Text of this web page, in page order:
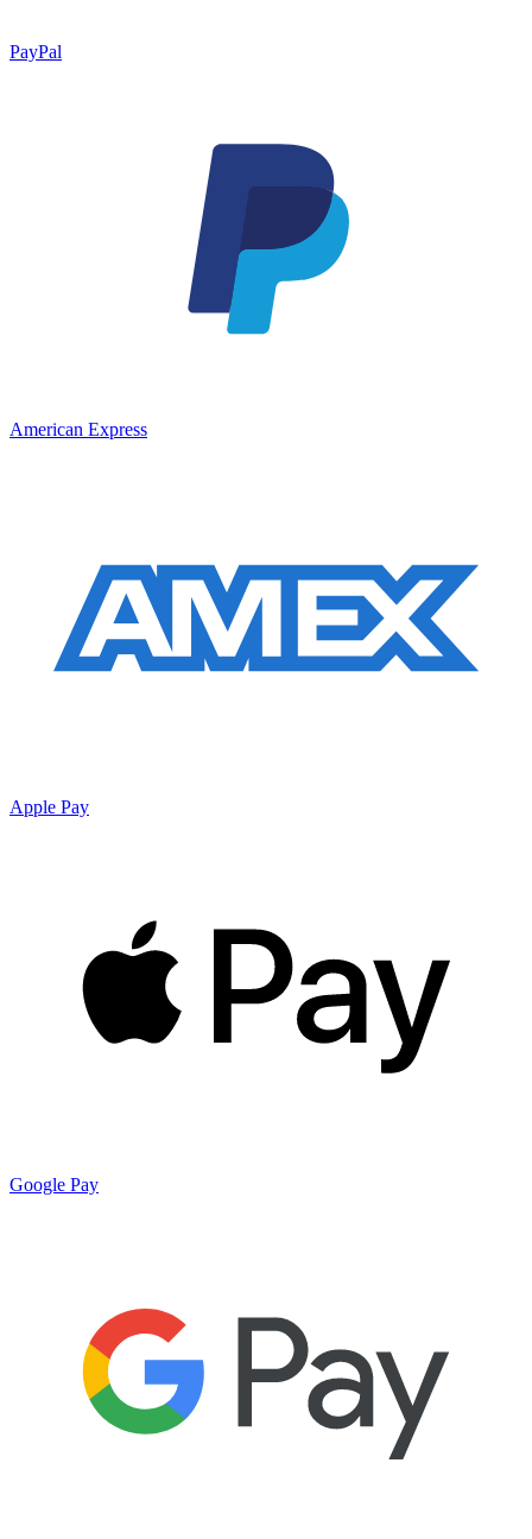
PayPal
American Express
Apple Pay
Google Pay